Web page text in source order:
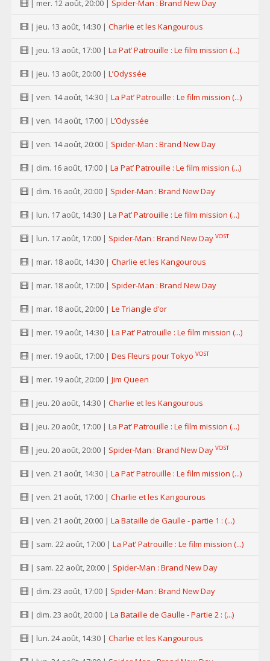
| mer. 12 août, 20:00 | Spider-Man : Brand New Day
| jeu. 13 août, 14:30 | Charlie et les Kangourous
| jeu. 13 août, 17:00 | La Pat’ Patrouille : Le film mission (...)
| jeu. 13 août, 20:00 | L’Odyssée
| ven. 14 août, 14:30 | La Pat’ Patrouille : Le film mission (...)
| ven. 14 août, 17:00 | L’Odyssée
| ven. 14 août, 20:00 | Spider-Man : Brand New Day
| dim. 16 août, 17:00 | La Pat’ Patrouille : Le film mission (...)
| dim. 16 août, 20:00 | Spider-Man : Brand New Day
| lun. 17 août, 14:30 | La Pat’ Patrouille : Le film mission (...)
| lun. 17 août, 17:00 | Spider-Man : Brand New Day VOST
| mar. 18 août, 14:30 | Charlie et les Kangourous
| mar. 18 août, 17:00 | Spider-Man : Brand New Day
| mar. 18 août, 20:00 | Le Triangle d’or
| mer. 19 août, 14:30 | La Pat’ Patrouille : Le film mission (...)
| mer. 19 août, 17:00 | Des Fleurs pour Tokyo VOST
| mer. 19 août, 20:00 | Jim Queen
| jeu. 20 août, 14:30 | Charlie et les Kangourous
| jeu. 20 août, 17:00 | La Pat’ Patrouille : Le film mission (...)
| jeu. 20 août, 20:00 | Spider-Man : Brand New Day VOST
| ven. 21 août, 14:30 | La Pat’ Patrouille : Le film mission (...)
| ven. 21 août, 17:00 | Charlie et les Kangourous
| ven. 21 août, 20:00 | La Bataille de Gaulle - partie 1 : (...)
| sam. 22 août, 17:00 | La Pat’ Patrouille : Le film mission (...)
| sam. 22 août, 20:00 | Spider-Man : Brand New Day
| dim. 23 août, 17:00 | Spider-Man : Brand New Day
| dim. 23 août, 20:00 | La Bataille de Gaulle - Partie 2 : (...)
| lun. 24 août, 14:30 | Charlie et les Kangourous